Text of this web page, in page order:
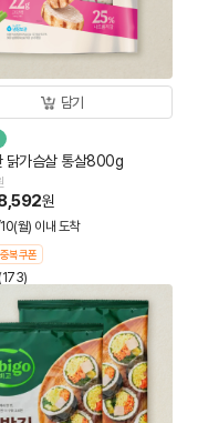
담기
닭가슴살 통살800g
원
월) 이내 도착
복쿠폰
(173)